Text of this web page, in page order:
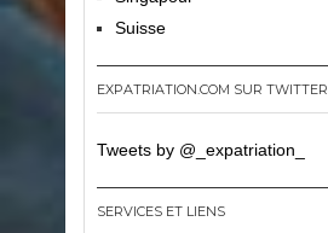
Suisse
EXPATRIATION.COM SUR TWITTER
Tweets by @_expatriation_
SERVICES ET LIENS